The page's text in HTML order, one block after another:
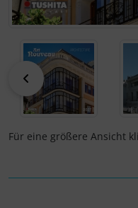
zurück
Für eine größere Ansicht